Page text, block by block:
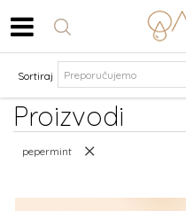
Proizvodi
Sortiraj
pepermint